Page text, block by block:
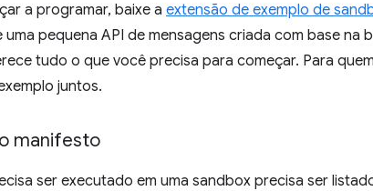
a programar, baixe a extensão de exemplo de
pequena API de mensagens criada com base na
tudo o que você precisa para começar. Para
juntos.
manifesto
ser executado em uma sandbox precisa ser